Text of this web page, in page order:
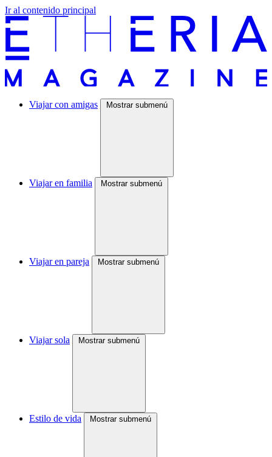
Ir al contenido principal
Viajar con amigas Mostrar submenú
Viajar en familia Mostrar submenú
Viajar en pareja Mostrar submenú
Viajar sola Mostrar submenú
Estilo de vida Mostrar submenú